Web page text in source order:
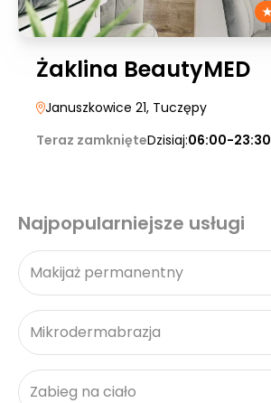
Żaklina BeautyMED
Januszkowice 21, Tuczępy
Teraz zamknięteDzisiaj:06:00-23:30
Najpopularniejsze usługi
Makijaż permanentny
Mikrodermabrazja
Zabieg na ciało